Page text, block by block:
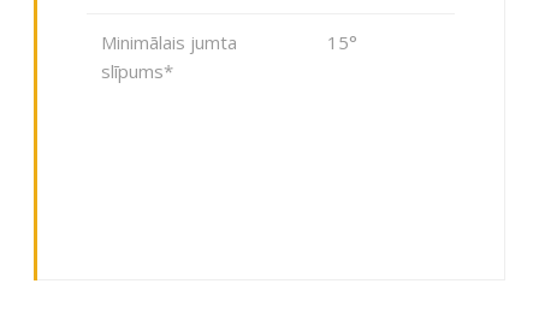
Minimālais jumta
slīpums*
15°